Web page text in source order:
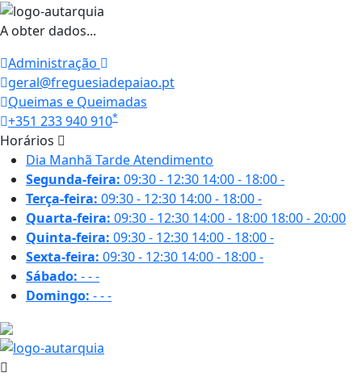
A obter dados...
Administração
geral@freguesiadepaiao.pt
Queimas e Queimadas
+351 233 940 910*
Horários
Dia Manhã TardeAtendimento
Segunda-feira: 09:30 - 12:30 14:00 - 18:00-
Terça-feira: 09:30 - 12:30 14:00 - 18:00-
Quarta-feira: 09:30 - 12:30 14:00 - 18:00 18:00 - 20:00
Quinta-feira: 09:30 - 12:30 14:00 - 18:00-
Sexta-feira: 09:30 - 12:30 14:00 - 18:00-
Sábado: ---
Domingo: ---